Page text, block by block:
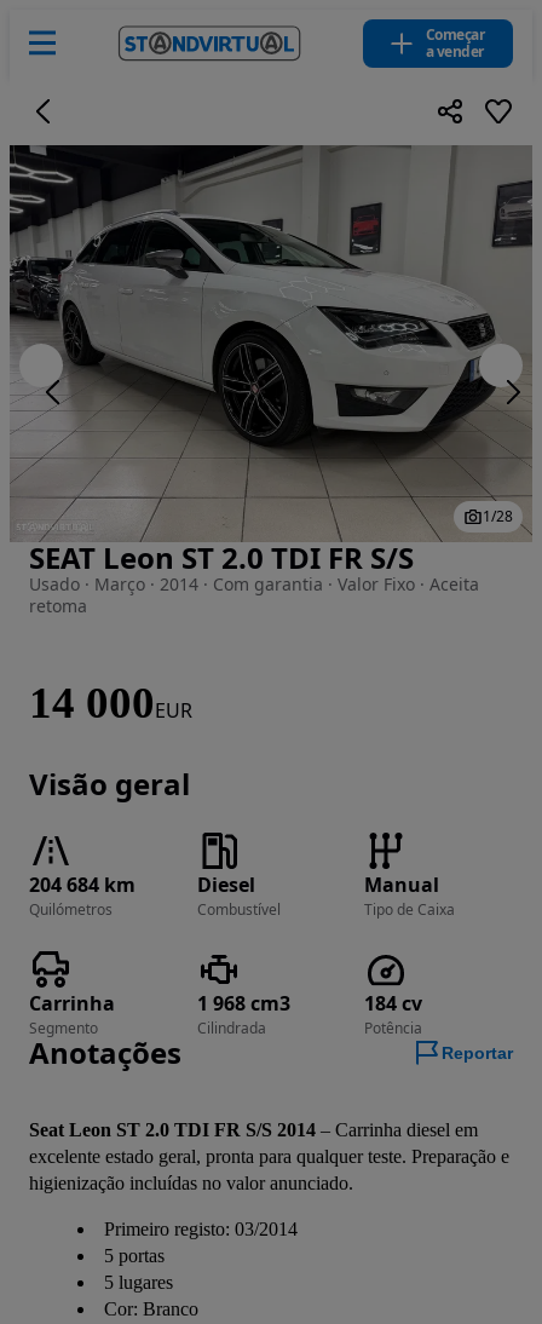
Começar
a vender
Imagem 1 de 28
1/28
SEAT Leon ST 2.0 TDI FR S/S
Usado · Março · 2014 · Com garantia · Valor Fixo · Aceita
retoma
14 000EUR
Visão geral
204 684 km
Quilómetros
Diesel
Combustível
Manual
Tipo de Caixa
Carrinha
Segmento
1 968 cm3
Cilindrada
184 cv
Potência
Anotações Reportar
Seat Leon ST 2.0 TDI FR S/S 2014 – Carrinha diesel em
excelente estado geral, pronta para qualquer teste. Preparação e
higienização incluídas no valor anunciado.
Primeiro registo: 03/2014
5 portas
5 lugares
Cor: Branco